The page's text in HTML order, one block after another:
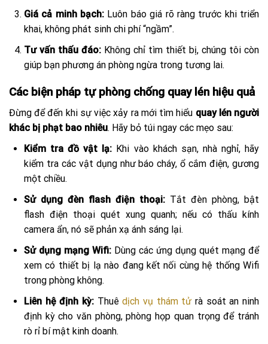
Giá cả minh bạch: Luôn báo giá rõ ràng trước khi triển
khai, không phát sinh chi phí “ngầm”.
Tư vấn thấu đáo: Không chỉ tìm thiết bị, chúng tôi còn
giúp bạn phương án phòng ngừa trong tương lai.
Các biện pháp tự phòng chống quay lén hiệu quả
Đừng để đến khi sự việc xảy ra mới tìm hiểu quay lén người
khác bị phạt bao nhiêu. Hãy bỏ túi ngay các mẹo sau:
Kiểm tra đồ vật lạ: Khi vào khách sạn, nhà nghỉ, hãy
kiểm tra các vật dụng như báo cháy, ổ cắm điện, gương
một chiều.
Sử dụng đèn flash điện thoại: Tắt đèn phòng, bật
flash điện thoại quét xung quanh; nếu có thấu kính
camera ẩn, nó sẽ phản xạ ánh sáng lại.
Sử dụng mạng Wifi: Dùng các ứng dụng quét mạng để
xem có thiết bị lạ nào đang kết nối cùng hệ thống Wifi
trong phòng không.
Liên hệ định kỳ: Thuêdịch vụ thám tử rà soát an ninh
định kỳ cho văn phòng, phòng họp quan trọng để tránh
rò rỉ bí mật kinh doanh.